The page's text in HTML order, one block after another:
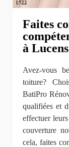
Faites
à Lucens
Avez-vous
toiture?
BatiPro
qualifiées et
effectuer
couverture
cela, faites